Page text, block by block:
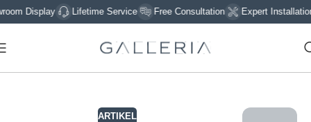
Lifetime Service Free Consultation Expert Installation
ARTIKEL